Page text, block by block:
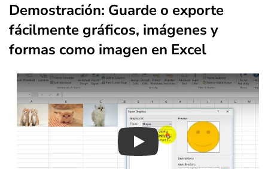
Demostración: Guarde o exporte
fácilmente gráficos, imágenes y
formas como imagen en Excel
Play